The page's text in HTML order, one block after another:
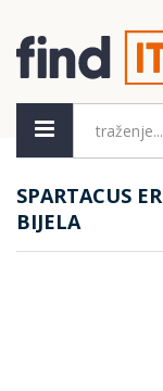
SPARTACUS
BIJELA